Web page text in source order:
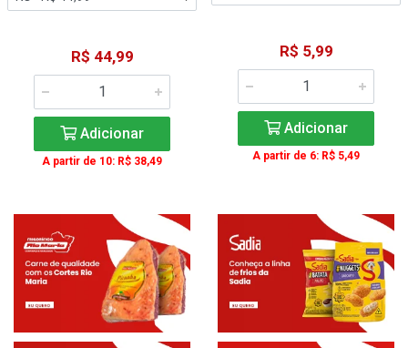
R$ 44,99
Adicionar
A partir de 10: R$ 38,49
R$ 5,99
Adicionar
A partir de 6: R$ 5,49